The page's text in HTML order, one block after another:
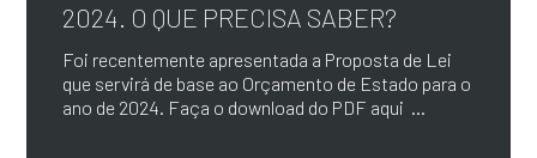
2024. O QUE PRECISA SABER?
Foi recentemente apresentada a Proposta de Lei
que servirá de base ao Orçamento de Estado para o
ano de 2024. Faça o download do PDF aqui ...